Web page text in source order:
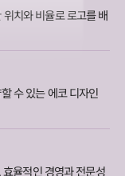
위치와 비율로 로고를 배
수 있는 에코 디자인
효율적인 경영과 전문성